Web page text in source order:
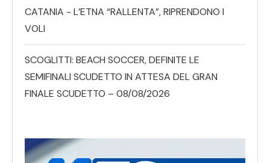
CATANIA - L’ETNA “RALLENTA”, RIPRENDONO I
VOLI
SCOGLITTI: BEACH SOCCER, DEFINITE LE
SEMIFINALI SCUDETTO IN ATTESA DEL GRAN
FINALE SCUDETTO – 08/08/2026